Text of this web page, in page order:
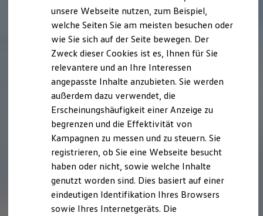
Nachhaltigkeit
Technologie
Kosten und Kauf
Kaufoptionen
E-Auto-Förderung
Software und Konnektivität
Die ID. Software 6
ID. Software Versionen und Updates
Digitale Extras
Schnittstellen zu Ihrem ID.
Hybridautos
Marke und Erlebnis
Volkswagen R und R Experience
R-Modelle
R Experience
Driving Experience
Volkswagen entdecken
Werkbesichtigung
unsere Webseite nutzen, zum Beispiel,
welche Seiten Sie am meisten besuchen oder
wie Sie sich auf der Seite bewegen. Der
Zweck dieser Cookies ist es, Ihnen für Sie
relevantere und an Ihre Interessen
angepasste Inhalte anzubieten. Sie werden
außerdem dazu verwendet, die
Erscheinungshäufigkeit einer Anzeige zu
begrenzen und die Effektivität von
Kampagnen zu messen und zu steuern. Sie
registrieren, ob Sie eine Webseite besucht
haben oder nicht, sowie welche Inhalte
genutzt worden sind. Dies basiert auf einer
eindeutigen Identifikation Ihres Browsers
sowie Ihres Internetgeräts. Die